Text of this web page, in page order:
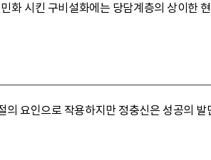
화 시킨 구비설화에는 당담계층의 상이한
요인으로 작용하지만 정충신은 성공의 발